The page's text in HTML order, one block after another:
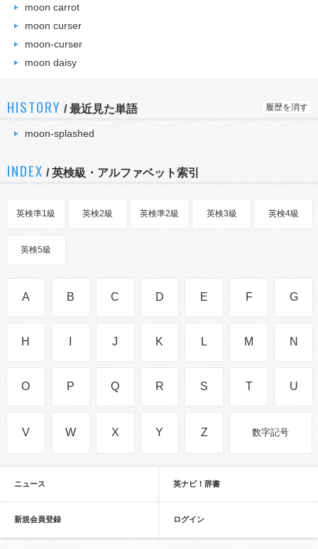
moon carrot
moon curser
moon-curser
moon daisy
HISTORY /最近見た単語 履歴を消す
moon-splashed
INDEX / 英検級・アルファベット索引
英検準1級 英検2級 英検準2級 英検3級 英検4級
英検5級
A B C D E F G
H J K L M N
O P Q R S T U
V W X Y Z 数字記号
ニュース 英ナビ！辞書
新規会員登録 ログイン